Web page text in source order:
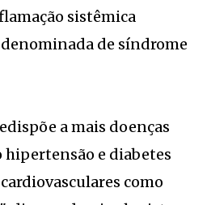
sistêmica
de síndrome
a mais doenças
hipertensão e diabetes
como